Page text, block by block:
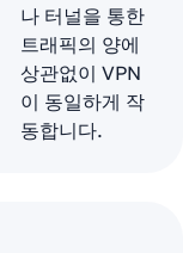
나 터널을 통한
트래픽의 양에
상관없이 VPN
이 동일하게 작
동합니다.